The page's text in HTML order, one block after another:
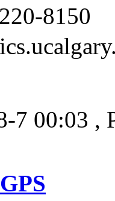
8150
7 00:03 ,